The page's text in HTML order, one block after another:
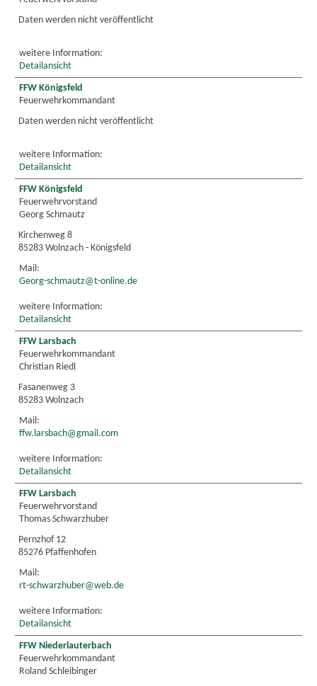
Daten werden nicht veröffentlicht
weitere Information:
Detailansicht
FFW Königsfeld
Feuerwehrkommandant
Daten werden nicht veröffentlicht
weitere Information:
Detailansicht
FFW Königsfeld
Feuerwehrvorstand
Georg Schmautz
Kirchenweg 8
85283 Wolnzach - Königsfeld
Mail:
Georg-schmautz@t-online.de
weitere Information:
Detailansicht
FFW Larsbach
Feuerwehrkommandant
Christian Riedl
Fasanenweg 3
85283 Wolnzach
Mail:
ffw.larsbach@gmail.com
weitere Information:
Detailansicht
FFW Larsbach
Feuerwehrvorstand
Thomas Schwarzhuber
Pernzhof 12
85276 Pfaffenhofen
Mail:
rt-schwarzhuber@web.de
weitere Information:
Detailansicht
FFW Niederlauterbach
Feuerwehrkommandant
Roland Schleibinger